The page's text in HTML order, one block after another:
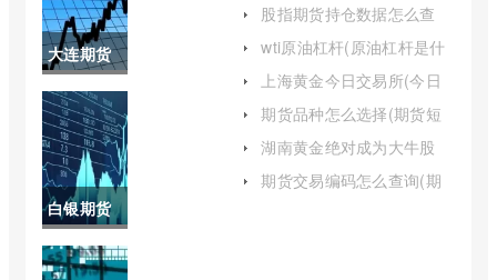
大连期货
商品交易
所期货品
种(大连期
货哪个品
种收单边
白银期货
最新行情
股指期货持仓数据怎么查
wti原油杠杆(原油杠杆是什
上海黄金今日交易所(今日
期货品种怎么选择(期货短
湖南黄金绝对成为大牛股
期货交易编码怎么查询(期